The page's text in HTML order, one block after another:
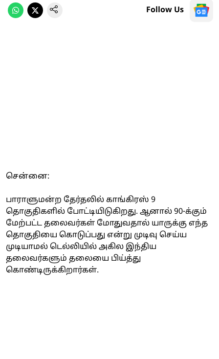
Follow Us
சென்னை:
பாராளுமன்ற தேர்தலில் காங்கிரஸ் 9
தொகுதிகளில் போட்டியிடுகிறது. ஆனால் 90-க்கும்
மேற்பட்ட தலைவர்கள் மோதுவதால் யாருக்கு எந்த
தொகுதியை கொடுப்பது என்று முடிவு செய்ய
முடியாமல் டெல்லியில் அகில இந்திய
தலைவர்களும் தலையை பிய்த்து
கொண்டிருக்கிறார்கள்.